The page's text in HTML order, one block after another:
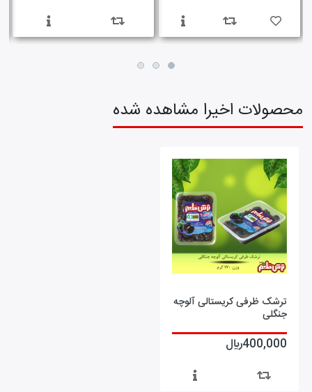
محصولات اخیرا مشاهده شده
ترشک ظرفی کریستالی آلوچه
جنگلی
400,000ريال